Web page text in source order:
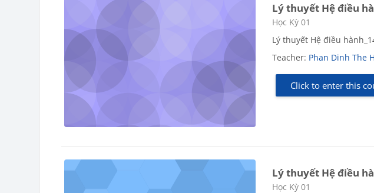
Lý thuyết Hệ điều
Course category
Học Kỳ 01
Lý thuyết Hệ điều
Teacher: Phan Dinh The
Click to enter this
Lý thuyết Hệ điều
Course category
Học Kỳ 01